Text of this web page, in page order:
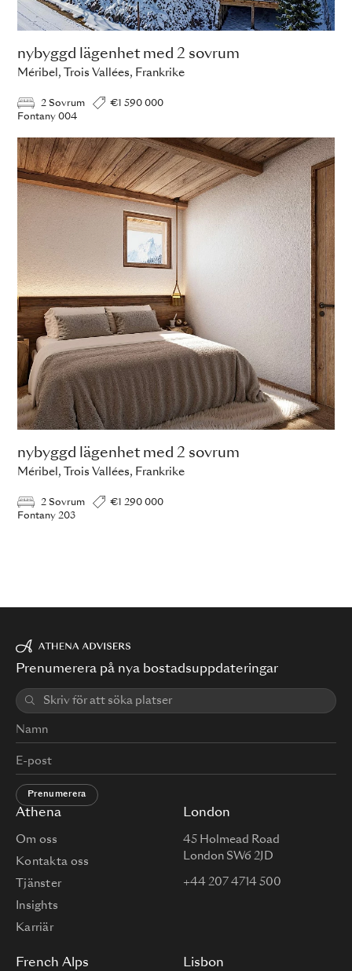
nybyggd lägenhet med 2 sovrum
Méribel, Trois Vallées, Frankrike
2 Sovrum
€1 590 000
Fontany 004
nybyggd lägenhet med 2 sovrum
Méribel, Trois Vallées, Frankrike
2 Sovrum
€1 290 000
Fontany 203
Athena
Om oss
Kontakta oss
Tjänster
Insights
Karriär
London
45 Holmead Road
London SW6 2JD
+44 207 4714 500
French Alps Lisbon
Prenumerera på nya bostadsuppdateringar
Prenumerera